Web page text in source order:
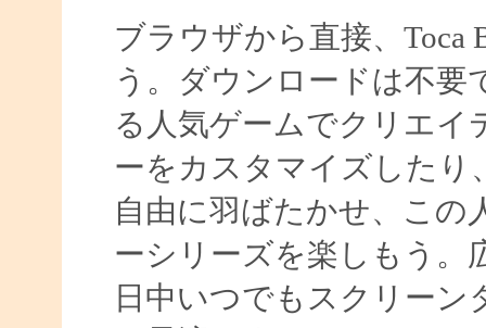
ブラウザから直接、Toca
う。ダウンロードは不要
る人気ゲームでクリエイ
ーをカスタマイズしたり
自由に羽ばたかせ、この
ーシリーズを楽しもう。
日中いつでもスクリー